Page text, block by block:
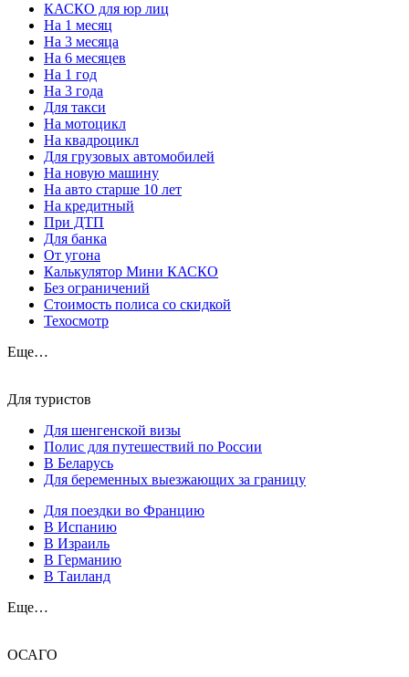
КАСКО для юр лиц
На 1 месяц
На 3 месяца
На 6 месяцев
На 1 год
На 3 года
Для такси
На мотоцикл
На квадроцикл
Для грузовых автомобилей
На новую машину
На авто старше 10 лет
На кредитный
При ДТП
Для банка
От угона
Калькулятор Мини КАСКО
Без ограничений
Стоимость полиса со скидкой
Техосмотр
Еще…
Для туристов
Для шенгенской визы
Полис для путешествий по России
В Беларусь
Для беременных выезжающих за границу
Для поездки во Францию
В Испанию
В Израиль
В Германию
В Таиланд
Еще…
ОСАГО